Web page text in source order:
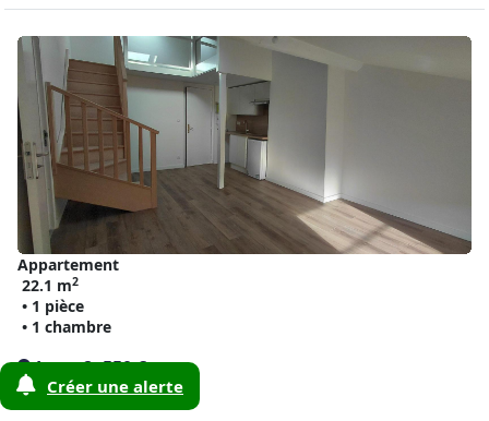
Appartement
22.1 m2
• 1 pièce
• 1 chambre
Lyon 2e550 €
(69002)24 €/m2
Créer une alerte